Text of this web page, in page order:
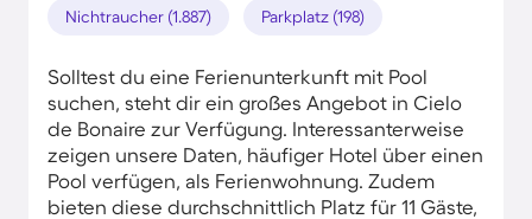
Nichtraucher (1.887) Parkplatz (198)
Solltest du eine Ferienunterkunft mit Pool
suchen, steht dir ein großes Angebot in Cielo
de Bonaire zur Verfügung. Interessanterweise
zeigen unsere Daten, häufiger Hotel über einen
Pool verfügen, als Ferienwohnung. Zudem
bieten diese durchschnittlich Platz für 11 Gäste,